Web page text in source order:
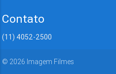
Contato
(11) 4052-2500
© 2026 Imagem Filmes